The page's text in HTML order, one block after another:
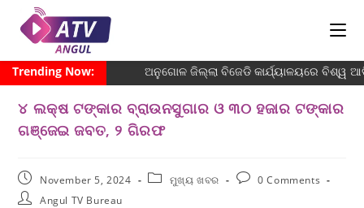
Trending Now: ଅନୁଗୋଳ ଜିଲ୍ଲା ବିଜେଡି କାର୍ଯ୍ୟାଳୟରେ ବିଶ୍ୱ
୪ ଲକ୍ଷ ଟଙ୍କାର ବ୍ରାଉନସୁଗାର ଓ ୩୦ ହଜାର ଟଙ୍କାର
ଗଞ୍ଜେଇ ଜବତ, ୨ ଗିରଫ
November 5, 2024 ମୁଖ୍ୟ ଖବର
0 Comments
Angul TV Bureau